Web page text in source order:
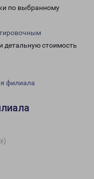
по выбранному
детальную стоимость
филиала